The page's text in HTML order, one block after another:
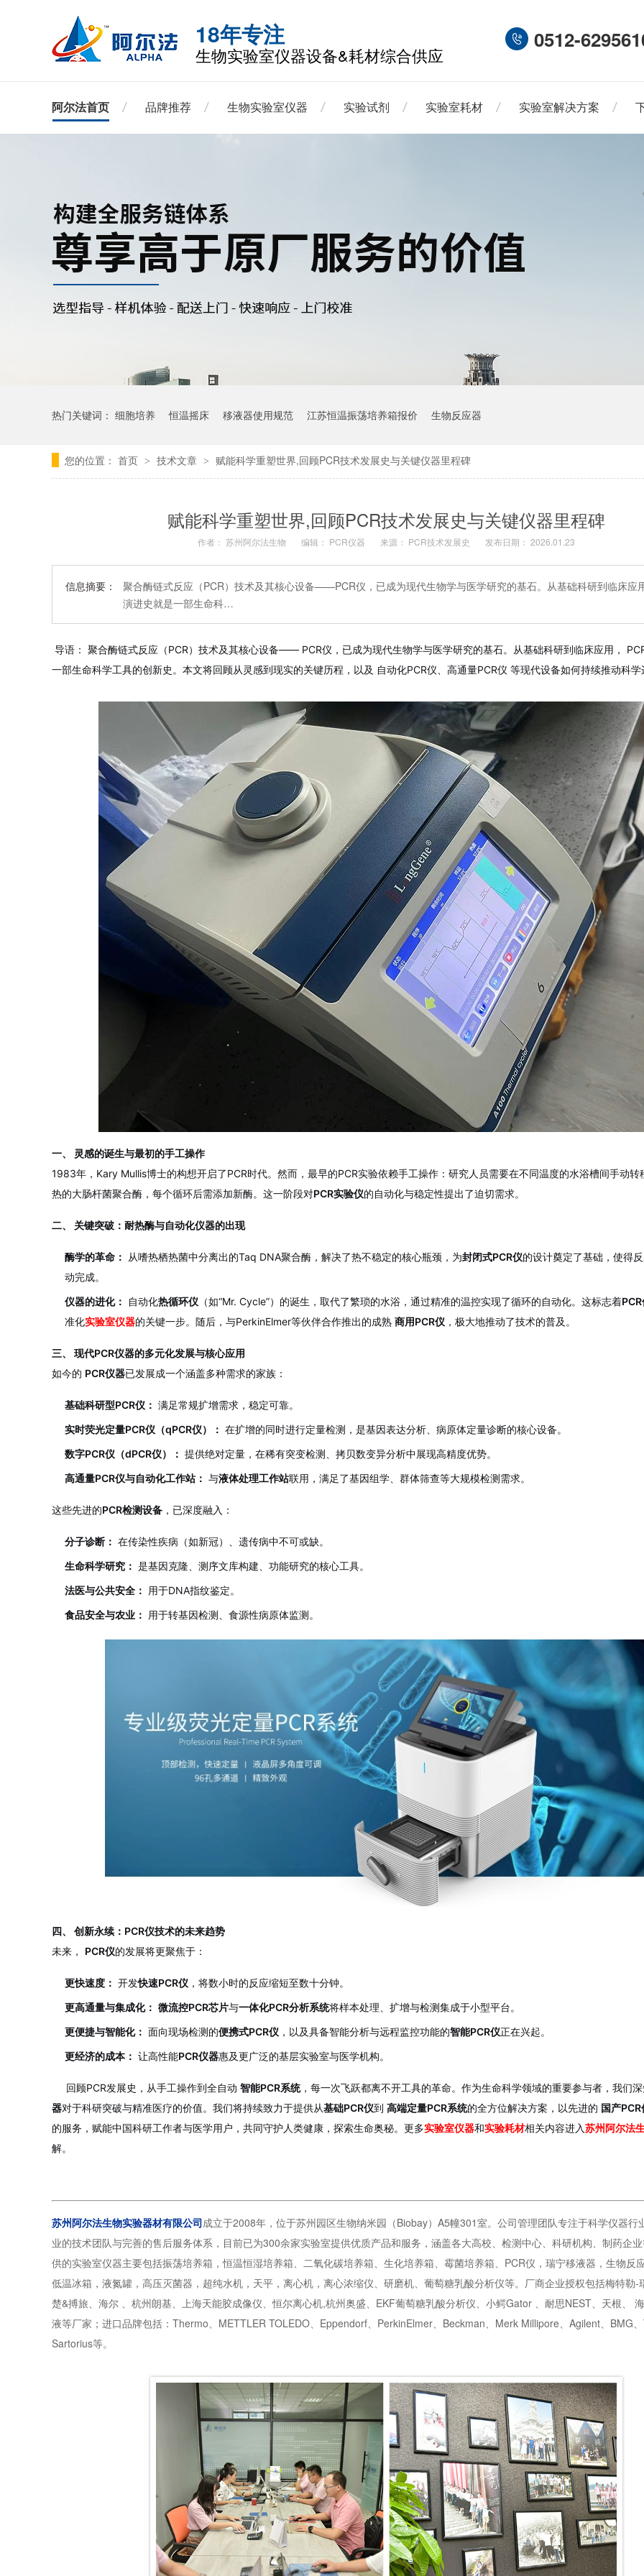
18年专注
生物实验室仪器设备&耗材综合供应
0512-
阿尔法首页 品牌推荐 生物实验室仪器 实验试剂 实验室耗材 实验室解决方案
热门关键词： 细胞培养 恒温摇床 移液器使用规范 江苏恒温振荡培养箱报价 生物反应器
您的位置： 首页 > 技术文章 > 赋能科学重塑世界,回顾PCR技术发展史与关键仪器里程碑
赋能科学重塑世界,回顾PCR技术发展史与关键仪器里程碑
作者： 苏州阿尔法生物 编辑： PCR仪器 来源： PCR技术发展史 发布日期： 2026.01.23
信息摘要：
聚合酶链式反应（PCR）技术及其核心设备——PCR仪，已成为现代生物学与医学研究的基石。从基础科研到临床应
演进史就是一部生命科…
导语： 聚合酶链式反应（PCR）技术及其核心设备—— PCR仪 ，已成为现代生物学与医学研究的基石。从基础科研到临床应用，
一部生命科学工具的创新史。本文将回顾从灵感到现实的关键历程，以及 自动化PCR仪、高通量PCR仪 等现代设备如何持续推动科学
一、 灵感的诞生与最初的手工操作
1983年，Kary Mullis博士的构想开启了PCR时代。然而，最早的PCR实验依赖手工操作：研究人员需要在不同温度的水浴槽间手动转
热的大肠杆菌聚合酶，每个循环后需添加新酶。这一阶段对PCR实验仪的自动化与稳定性提出了迫切需求。
二、 关键突破：耐热酶与自动化仪器的出现
酶学的革命： 从嗜热栖热菌中分离出的Taq DNA聚合酶，解决了热不稳定的核心瓶颈，为封闭式PCR仪的设计奠定了基础，使得
动完成。
仪器的进化：
自动化热循环仪 （如“Mr. Cycle”）的诞生，取代了繁琐的水浴，通过精准的温控实现了循环的自动化。这标志着
准化实验室仪器的关键一步。随后，与PerkinElmer等伙伴合作推出的成熟 商用PCR仪 ，极大地推动了技术的普及。
三、 现代PCR仪器的多元化发展与核心应用
如今的 PCR仪器已发展成一个涵盖多种需求的家族：
基础科研型PCR仪： 满足常规扩增需求，稳定可靠。
实时荧光定量PCR仪（qPCR仪）： 在扩增的同时进行定量检测，是基因表达分析、病原体定量诊断的核心设备。
数字PCR仪（dPCR仪）： 提供绝对定量，在稀有突变检测、拷贝数变异分析中展现高精度优势。
高通量PCR仪与自动化工作站： 与液体处理工作站联用，满足了基因组学、群体筛查等大规模检测需求。
这些先进的PCR检测设备 ，已深度融入：
分子诊断： 在传染性疾病（如新冠）、遗传病中不可或缺。
生命科学研究： 是基因克隆、测序文库构建、功能研究的核心工具。
法医与公共安全：
用于DNA指纹鉴定。
食品安全与农业：
用于转基因检测、食源性病原体监测。
四、 创新永续：PCR仪技术的未来趋势
未来， PCR仪的发展将更聚焦于：
更快速度： 开发快速PCR仪 ，将数小时的反应缩短至数十分钟。
更高通量与集成化： 微流控PCR芯片与一体化PCR分析系统将样本处理、扩增与检测集成于小型平台。
更便捷与智能化： 面向现场检测的便携式PCR仪 ，以及具备智能分析与远程监控功能的智能PCR仪正在兴起。
更经济的成本： 让高性能PCR仪器惠及更广泛的基层实验室与医学机构。
回顾PCR发展史，从手工操作到全自动 智能PCR系统，每一次飞跃都离不开工具的革命。作为生命科学领域的重要参与者，我们深
器对于科研突破与精准医疗的价值。我们将持续致力于提供从基础PCR仪到 高端定量PCR系统的全方位解决方案，以先进的 国产PCR
的服务，赋能中国科研工作者与医学用户，共同守护人类健康，探索生命奥秘。更多实验室仪器和实验耗材相关内容进入苏州阿尔法
解。
苏州阿尔法生物实验器材有限公司成立于2008年，位于苏州园区生物纳米园（Biobay）A5幢301室。公司管理团队专注于科学仪器行
业的技术团队与完善的售后服务体系，目前已为300余家实验室提供优质产品和服务，涵盖各大高校、检测中心、科研机构、制药企
供的实验室仪器主要包括振荡培养箱，恒温恒湿培养箱、二氧化碳培养箱、生化培养箱、霉菌培养箱、PCR仪，瑞宁移液器，生物反
低温冰箱，液氮罐，高压灭菌器，超纯水机，天平，离心机，离心浓缩仪、研磨机、葡萄糖乳酸分析仪等。厂商企业授权包括梅特勒-
楚&搏旅、海尔 、杭州朗基、上海天能胶成像仪、恒尔离心机,杭州奥盛、EKF葡萄糖乳酸分析仪、小鳄Gator 、耐思NEST、天根、
液等厂家；进口品牌包括：Thermo、METTLER TOLEDO、Eppendorf、PerkinElmer、Beckman、Merk Millipore、Agilent、BMG、
Sartorius等。